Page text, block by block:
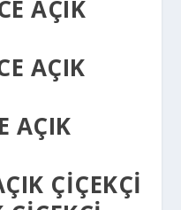
AÇIK
AÇIK
AÇIK
ÇIÇEKÇI